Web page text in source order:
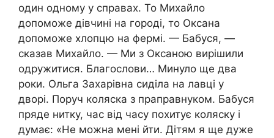
один одному у справах. То Михайло
допоможе дівчині на городі, то Оксана
допоможе хлопцю на фермі. — Бабуся, —
сказав Михайло. — Ми з Оксаною вирішили
одружитися. Благослови… Минуло ще два
роки. Ольга Захарівна сиділа на лавці у
дворі. Поруч коляска з праправнуком. Бабуся
пряде нитку, час від часу похитує коляску і
думає: «Не можна мені йти. Дітям я ще дуже